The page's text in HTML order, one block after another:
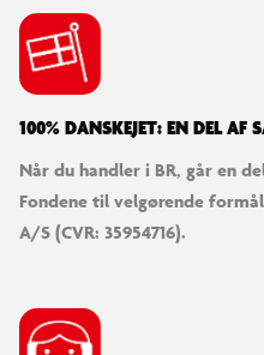
100% DANSKEJET: EN DEL AF
Når du handler i BR, går en
Fondene til velgørende
A/S (CVR: 35954716).